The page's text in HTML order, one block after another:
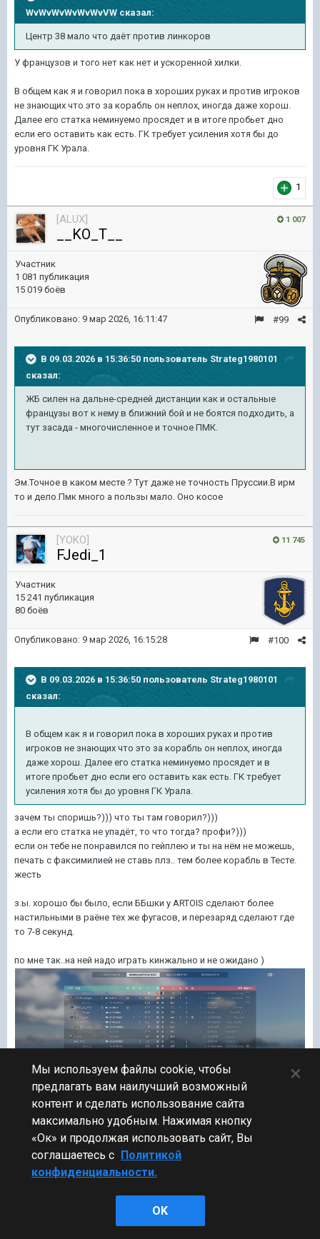
WvWvWvWvWvWvVW сказал:
Центр 38 мало что даёт против линкоров
У французов и того нет как нет и ускоренной хилки.
В общем как я и говорил пока в хороших руках и против игроков
не знающих что это за корабль он неплох, иногда даже хорош.
Далее его статка неминуемо просядет и в итоге пробьет дно
если его оставить как есть. ГК требует усиления хотя бы до
уровня ГК Урала.
1
1 007
[ALUX]
__KO_T__
Участник
1 081 публикация
15 019 боёв
#99
Опубликовано: 9 мар 2026, 16:11:47
В 09.03.2026 в 15:36:50 пользователь Strateg1980101
сказал:
ЖБ силен на дальне-средней дистанции как и остальные
французы вот к нему в ближний бой и не боятся подходить, а
тут засада - многочисленное и точное ПМК.
Эм.Точное в каком месте ? Тут даже не точность Пруссии.В ирм
то и дело.Пмк много а пользы мало. Оно косое
11 745
[YOKO]
FJedi_1
Участник
15 241 публикация
80 боёв
#100
Опубликовано: 9 мар 2026, 16:15:28
В 09.03.2026 в 15:36:50 пользователь Strateg1980101
сказал:
В общем как я и говорил пока в хороших руках и против
игроков не знающих что это за корабль он неплох, иногда
даже хорош. Далее его статка неминуемо просядет и в
итоге пробьет дно если его оставить как есть. ГК требует
усиления хотя бы до уровня ГК Урала.
зачем ты споришь?))) что ты там говорил?)))
а если его статка не упадёт, то что тогда? профи?)))
если он тебе не понравился по гейплею и ты на нём не можешь,
печать с факсимилией не ставь плз.. тем более корабль в Тесте.
жесть
з.ы. хорошо бы было, если ББшки у ARTOIS сделают более
настильными в раёне тех же фугасов, и перезаряд сделают где
то 7-8 секунд.
по мне так..на ней надо играть кинжально и не ожидано )
9 мар 2026, 16:46:14 пользователем FJedi_1
Мы используем файлы cookie, чтобы
предлагать вам наилучший возможный
контент и сделать использование сайта
максимально удобным. Нажимая кнопку
«Ок» и продолжая использовать сайт, Вы
соглашаетесь с Политикой
конфиденциальности.
OK
×